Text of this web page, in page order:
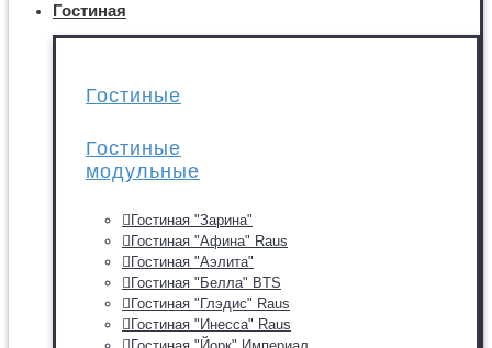
Гостиная
Гостиные
Гостиные
модульные
Гостиная "Зарина"
Гостиная "Афина" Raus
Гостиная "Аэлита"
Гостиная "Белла" BTS
Гостиная "Глэдис" Raus
Гостиная "Инесса" Raus